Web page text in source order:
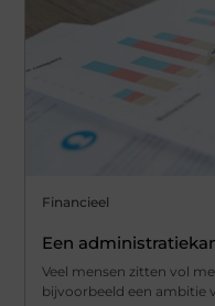
Financieel
Een
Veel mensen zitten vol
bijvoorbeeld een ambitie